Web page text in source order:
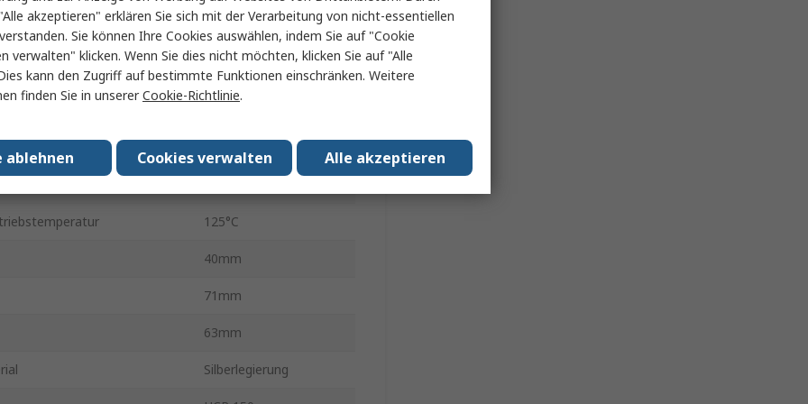
141Ω
SPST
125°C
40mm
71mm
63mm
Silberlegierung
akzeptieren" erklären Sie sich mit der Verarbeitung von nicht-essentiellen
Sie können Ihre Cookies auswählen, indem Sie auf "Cookie
verwalten" klicken. Wenn Sie dies nicht möchten, klicken Sie auf "Alle
kann den Zugriff auf bestimmte Funktionen einschränken. Weitere
finden Sie in unsererCookie-Richtlinie.
Alle akzeptieren
Cookies verwalten
ablehnen